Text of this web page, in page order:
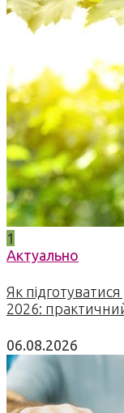
1
Актуально
Як
2026:
06.08.2026